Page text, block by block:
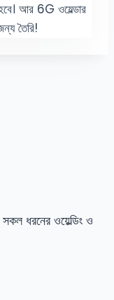
আর 6G ওয়েল্ডার
তৈরি!
সকল ধরনের ওয়েল্ডিং ও